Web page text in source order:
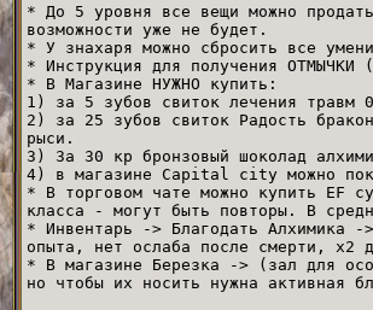
* До 5 уровня все вещи можно
возможности уже не будет.
* У знахаря можно сбросить все
* Инструкция для получения
* В Магазине НУЖНО купить:
1) за 5 зубов свиток лечения травм
2) за 25 зубов свиток Радость
рыси.
3) За 30 кр бронзовый шоколад
4) в магазине Capital city можно
* В торговом чате можно купить EF
класса - могут быть повторы. В
* Инвентарь -> Благодать Алхимика
опыта, нет ослаба после смерти, х2
* В магазине Березка -> (зал для
но чтобы их носить нужна активная